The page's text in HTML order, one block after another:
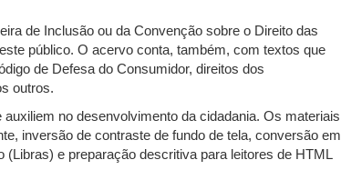
de Inclusão ou da Convenção sobre o Direito das
público. O acervo conta, também, com textos que
de Defesa do Consumidor, direitos dos
outros.
no desenvolvimento da cidadania. Os materiais
inversão de contraste de fundo de tela, conversão em
e preparação descritiva para leitores de HTML